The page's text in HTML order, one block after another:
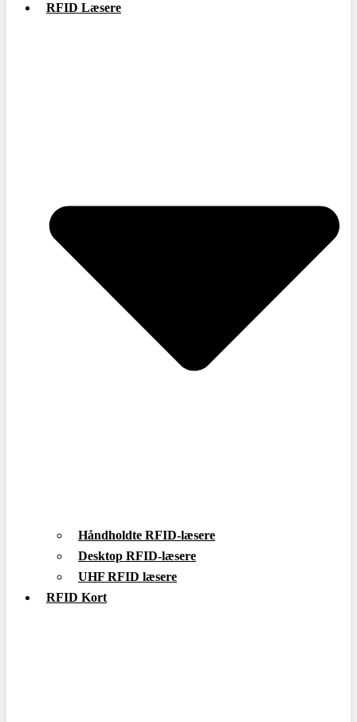
RFID Læsere
Håndholdte RFID-læsere
Desktop RFID-læsere
UHF RFID læsere
RFID Kort